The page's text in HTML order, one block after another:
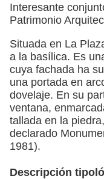
Interesante
Patrimonio
Situada en La
a la basílica. Es
cuya fachada ha
una portada en
dovelaje. En su
ventana,
tallada en la
declarado
1981).
Descripción